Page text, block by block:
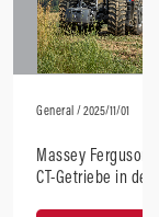
General / 2025/11/01
Massey Ferguson
CT-Getriebe in der